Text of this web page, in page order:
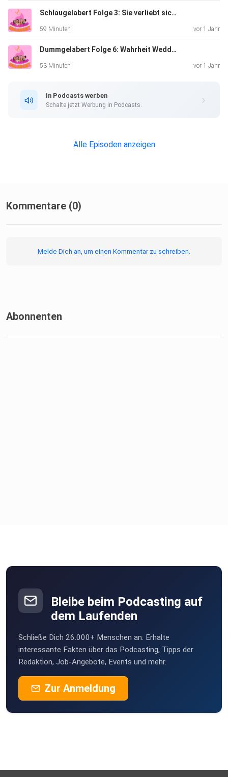
das gilt auch für uns, denn Dummgelabert ist zurück, lauter,
lustiger und ein kleines bisschen geisterhafter als vorher.
Schlaugelabert Folge 3: Sie verliebt sich Ihr Darm auch (Ungeschnitten)
59 Minuten vor 1 Jahr
Dummgelabert Folge 6: Wahrheit Wedding & White Lies
53 Minuten vor 1 Jahr
In Podcasts werben
Schalte jetzt Werbung in Podcasts.
Alle Episoden anzeigen
Kommentare (0)
Melde Dich an, um einen Kommentar zu schreiben.
Abonnenten
Bleibe beim Podcasting auf
dem Laufenden
Schließe Dich 26.000+ Menschen an. Erhalte
interessante Fakten über das Podcasting, Tipps der
Redaktion, Job-Angebote, Events und mehr.
Zur Anmeldung